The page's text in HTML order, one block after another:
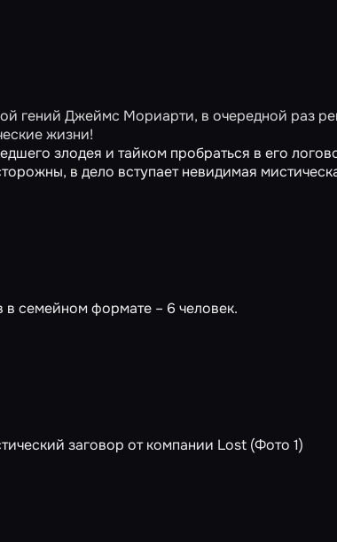
гений Джеймс Мориарти, в очередной раз
жизни!
злодея и тайком пробраться в его
в дело вступает невидимая
семейном формате – 6 человек.